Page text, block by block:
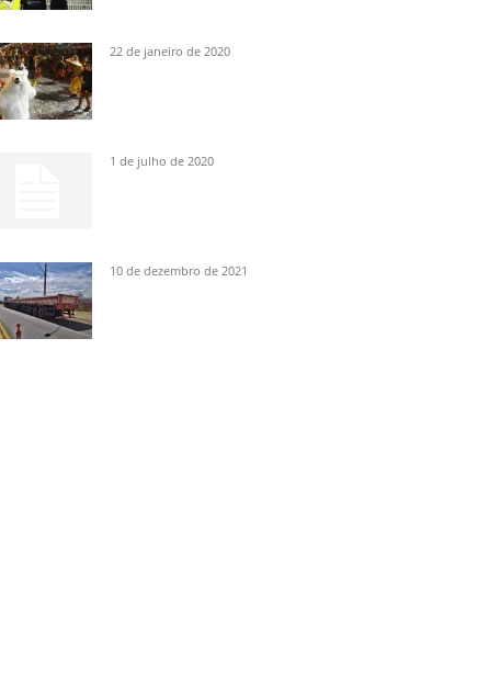
22 de janeiro de 2020
1 de julho de 2020
10 de dezembro de 2021